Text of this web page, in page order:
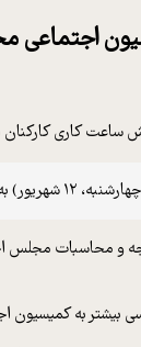
اجتماعی
خدمات کشوری پرداختند.
مجلس
بیشتر به کمیسیون